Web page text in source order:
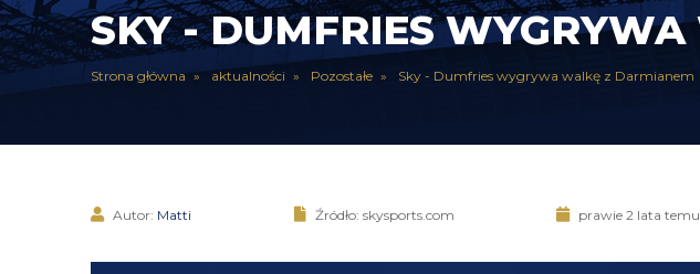
SKY - DUMFRIES
Strona główna aktualności Pozostałe Sky - Dumfries wygrywa walkę z Darmianem
Autor: Matti Źródło: skysports.com prawie 2 lata temu